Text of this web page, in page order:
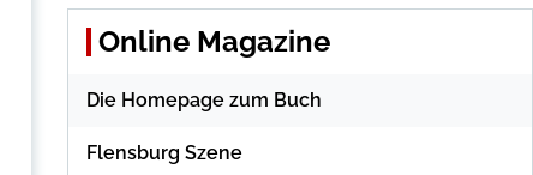
Online Magazine
Die Homepage zum Buch
Flensburg Szene